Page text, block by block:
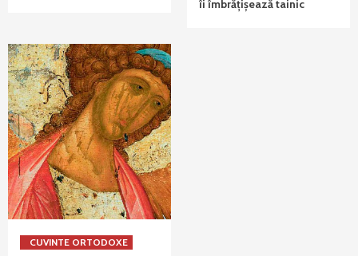
îi îmbrățișează tainic
CUVINTE ORTODOXE